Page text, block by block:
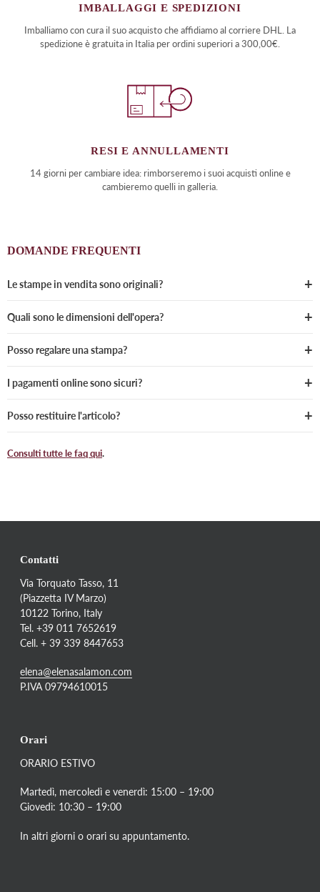
IMBALLAGGI E SPEDIZIONI
Imballiamo con cura il suo acquisto che affidiamo al corriere DHL. La
spedizione è gratuita in Italia per ordini superiori a 300,00€.
RESI E ANNULLAMENTI
14 giorni per cambiare idea: rimborseremo i suoi acquisti online e
cambieremo quelli in galleria.
DOMANDE FREQUENTI
Le stampe in vendita sono originali?
Quali sono le dimensioni dell'opera?
Posso regalare una stampa?
I pagamenti online sono sicuri?
Posso restituire l'articolo?
Consulti tutte le faq qui.
Contatti
Via Torquato Tasso, 11
(Piazzetta IV Marzo)
10122 Torino, Italy
Tel. +39 011 7652619
Cell. + 39 339 8447653
elena@elenasalamon.com
P.IVA 09794610015
Orari
ORARIO ESTIVO
Martedì, mercoledì e venerdì: 15:00 – 19:00
Giovedì: 10:30 – 19:00
In altri giorni o orari su appuntamento.